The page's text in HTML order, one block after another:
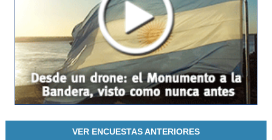
VER ENCUESTAS ANTERIORES